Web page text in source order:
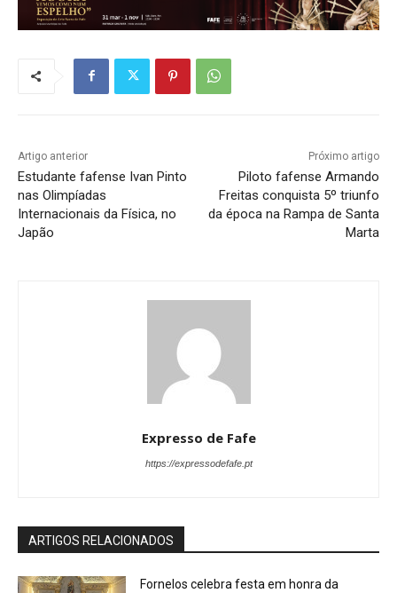
Artigo anterior
Estudante fafense Ivan Pinto
nas Olimpíadas
Internacionais da Física, no
Japão
Próximo artigo
Piloto fafense Armando
Freitas conquista 5º triunfo
da época na Rampa de Santa
Marta
Expresso de Fafe
https://expressodefafe.pt
ARTIGOS RELACIONADOS
Fornelos celebra festa em honra da